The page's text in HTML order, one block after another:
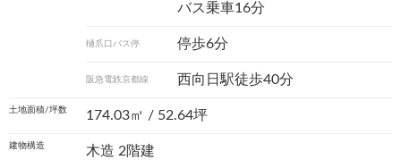
バス乗車16分
樋爪口バス停 停歩6分
阪急電鉄京都線 西向日駅徒歩40分
土地面積/坪数 174.03㎡ / 52.64坪
建物構造 木造 2階建